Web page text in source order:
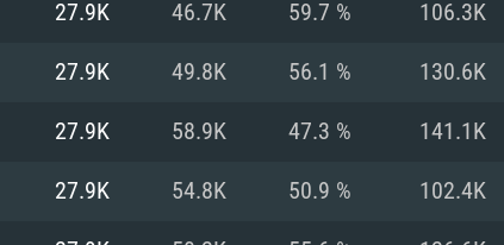
Resolução
Memória: 16
Placa Gráfica:
Nvidia GeForce
Metal.
Memória: 8 GB
Placa Gráfica:
suporte Metal.
Network:
drivers mais
equivalentes
mínima
recentes (não
AMD (Radeon
Vulkan.
27.9K 46.7K 59.7 % 106.3K
27.9K 49.8K 56.1 % 130.6K
27.9K 58.9K 47.3 % 141.1K
27.9K 54.8K 50.9 % 102.4K